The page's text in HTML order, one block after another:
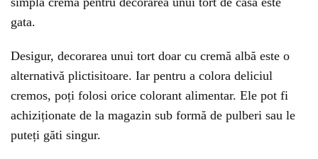
gata.
Desigur, decorarea unui tort doar cu cremă albă este o
alternativă plictisitoare. Iar pentru a colora deliciul
cremos, poți folosi orice colorant alimentar. Ele pot fi
achiziționate de la magazin sub formă de pulberi sau le
puteți găti singur.